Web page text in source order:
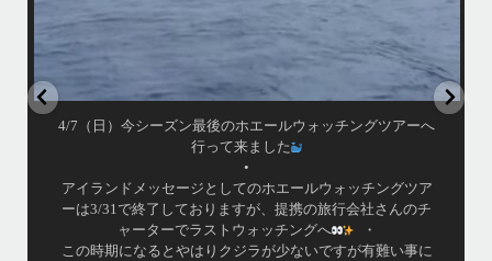
4/7（日）今シーズン最後のホエールウォッチングツアーへ
行って来ました
•
アイランドメッセージとしてのホエールウォッチングツア
ーは3/31で終了しておりますが、提携の旅行会社さんのチ
ャーターでラストウォッチングへ
・
この時期になるとやはりクジラが少ないですが有難い事に